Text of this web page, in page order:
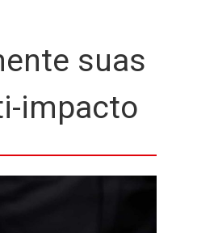
suas
impacto